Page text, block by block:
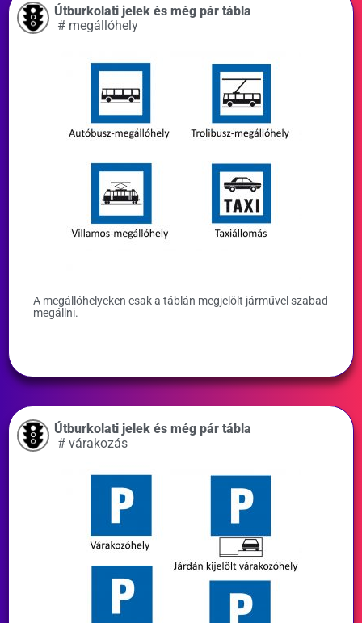
Útburkolati jelek és még pár tábla
# megállóhely
A megállóhelyeken csak a táblán megjelölt járművel szabad
megállni.
Útburkolati jelek és még pár tábla
# várakozás